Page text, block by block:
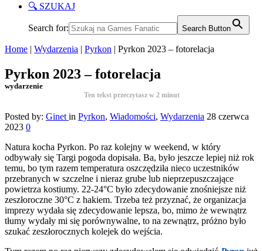
🔍 SZUKAJ
Search for: Search Button
Home | Wydarzenia | Pyrkon | Pyrkon 2023 – fotorelacja
Pyrkon 2023 – fotorelacja
wydarzenie
Ten tekst przeczytasz w 2 minut
Posted by: Ginet in Pyrkon, Wiadomości, Wydarzenia 28 czerwca
2023 0
Natura kocha Pyrkon. Po raz kolejny w weekend, w który
odbywały się Targi pogoda dopisała. Ba, było jeszcze lepiej niż rok
temu, bo tym razem temperatura oszczędziła nieco uczestników
przebranych w szczelne i nieraz grube lub nieprzepuszczające
powietrza kostiumy. 22-24°C było zdecydowanie znośniejsze niż
zeszłoroczne 30°C z hakiem. Trzeba też przyznać, że organizacja
imprezy wydała się zdecydowanie lepsza, bo, mimo że wewnątrz
tłumy wydały mi się porównywalne, to na zewnątrz, próżno było
szukać zeszłorocznych kolejek do wejścia.